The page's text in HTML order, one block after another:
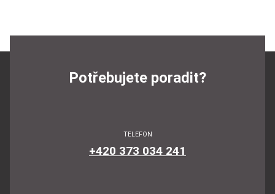
Potřebujete poradit?
TELEFON
+420 373 034 241